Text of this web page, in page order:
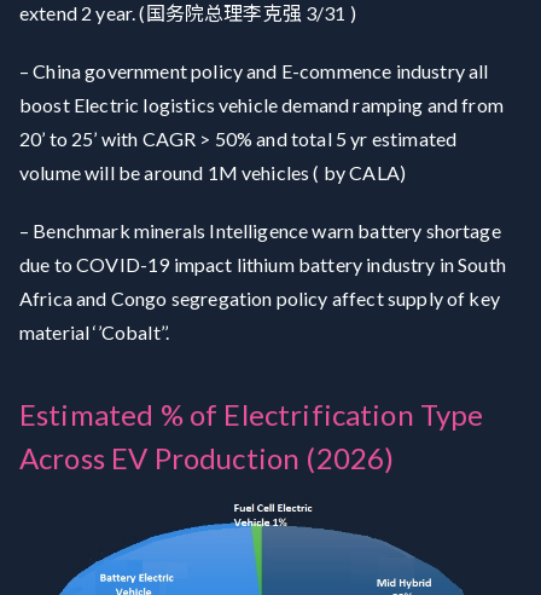
extend 2 year. (国务院总理李克强 3/31 )
– China government policy and E-commence industry all
boost Electric logistics vehicle demand ramping and from
20’ to 25’ with CAGR > 50% and total 5 yr estimated
volume will be around 1M vehicles ( by CALA)
– Benchmark minerals Intelligence warn battery shortage
due to COVID-19 impact lithium battery industry in South
Africa and Congo segregation policy affect supply of key
material ‘’Cobalt’’.
Estimated % of Electrification Type
Across EV Production (2026)